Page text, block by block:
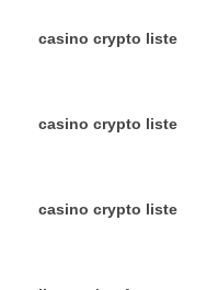
casino crypto liste
casino crypto liste
casino crypto liste